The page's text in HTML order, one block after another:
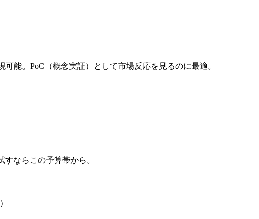
能。PoC（概念実証）として市場反応を見るのに最適。
ならこの予算帯から。